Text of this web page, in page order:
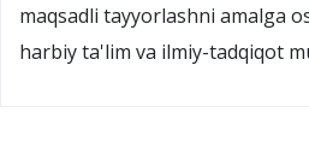
maqsadli tayyorlashni amalga
harbiy ta'lim va ilmiy-tadqiqot